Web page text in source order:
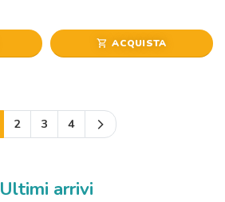
shopping_cart ACQUISTA
2 3 4 arrow_forward_ios Successivo
Ultimi arrivi